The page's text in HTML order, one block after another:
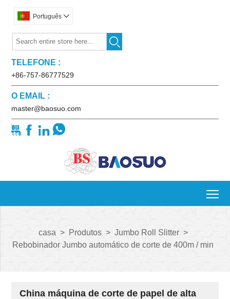
Português 

TELEFONE :
+86-757-86777529
O EMAIL :
master@baosuo.com
   
casa > Produtos > Jumbo Roll Slitter >
Rebobinador Jumbo automático de corte de 400m / min
China máquina de corte de papel de alta